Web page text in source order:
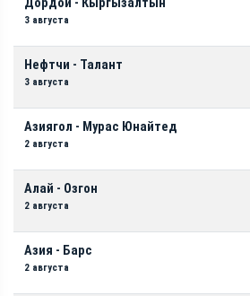
3 августа
Нефтчи - Талант
3 августа
Азиягол - Мурас Юнайтед
2 августа
Алай - Озгон
2 августа
Азия - Барс
2 августа